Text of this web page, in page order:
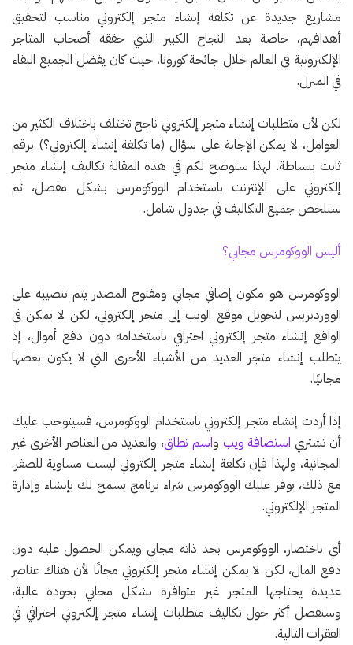
مشاريع جديدة عن تكلفة إنشاء متجر إلكتروني مناسب لتحقيق
أهدافهم، خاصة بعد النجاح الكبير الذي حققه أصحاب المتاجر
الإلكترونية في العالم خلال جائحة كورونا، حيث كان يفضل الجميع البقاء
في المنزل.
لكن لأن متطلبات إنشاء متجر إلكتروني ناجح تختلف باختلاف الكثير من
العوامل، لا يمكن الإجابة على سؤال (ما تكلفة إنشاء إلكتروني؟) برقم
ثابت ببساطة. لهذا سنوضح لكم في هذه المقالة تكاليف إنشاء متجر
إلكتروني على الإنترنت باستخدام الووكومرس بشكل مفصل، ثم
سنلخص جميع التكاليف في جدول شامل.
أليس الووكومرس مجاني؟
الووكومرس هو مكون إضافي مجاني ومفتوح المصدر يتم تنصيبه على
الووردبريس لتحويل موقع الويب إلى متجر إلكتروني، لكن لا يمكن في
الواقع إنشاء متجر إلكتروني احترافي باستخدامه دون دفع أموال، إذ
يتطلب إنشاء متجر العديد من الأشياء الأخرى التي لا يكون بعضها
مجانيًا.
إذا أردت إنشاء متجر إلكتروني باستخدام الووكومرس، فسيتوجب عليك
أن تشتري استضافة ويب واسم نطاق، والعديد من العناصر الأخرى غير
المجانية، ولهذا فإن تكلفة إنشاء متجر إلكتروني ليست مساوية للصفر.
مع ذلك، يوفر عليك الووكومرس شراء برنامج يسمح لك بإنشاء وإدارة
المتجر الإلكتروني.
أي باختصار، الووكومرس بحد ذاته مجاني ويمكن الحصول عليه دون
دفع المال، لكن لا يمكن إنشاء متجر إلكتروني مجانًا لأن هناك عناصر
عديدة يحتاجها المتجر غير متوافرة بشكل مجاني بجودة عالية،
وسنفصل أكثر حول تكاليف متطلبات إنشاء متجر إلكتروني احترافي في
الفقرات التالية.